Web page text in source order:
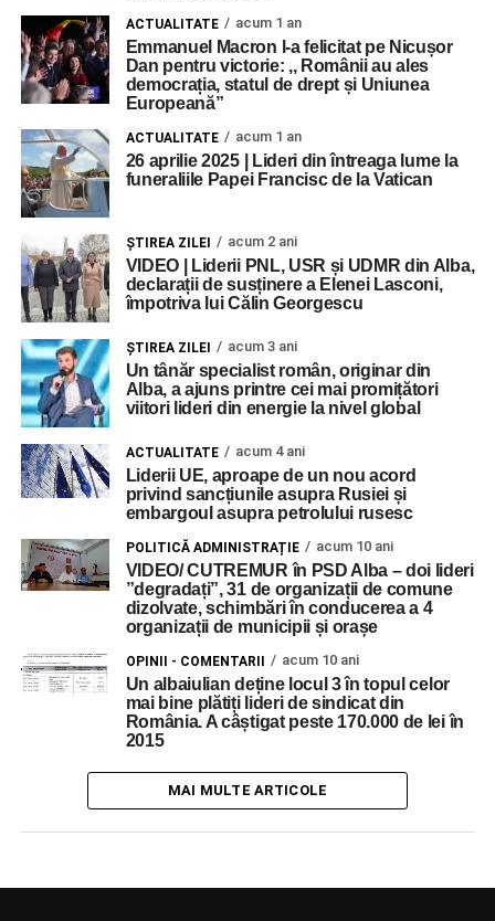
ACTUALITATE acum 1 an
Emmanuel Macron l-a felicitat pe Nicușor
Dan pentru victorie: ,, Românii au ales
democrația, statul de drept și Uniunea
Europeană”
ACTUALITATE acum 1 an
26 aprilie 2025 | Lideri din întreaga lume la
funeraliile Papei Francisc de la Vatican
ŞTIREA ZILEI acum 2 ani
VIDEO | Liderii PNL, USR și UDMR din Alba,
declarații de susținere a Elenei Lasconi,
împotriva lui Călin Georgescu
ŞTIREA ZILEI acum 3 ani
Un tânăr specialist român, originar din
Alba, a ajuns printre cei mai promițători
viitori lideri din energie la nivel global
ACTUALITATE acum 4 ani
Liderii UE, aproape de un nou acord
privind sancțiunile asupra Rusiei și
embargoul asupra petrolului rusesc
POLITICĂ ADMINISTRAȚIE acum 10 ani
VIDEO/ CUTREMUR în PSD Alba – doi lideri
”degradați”, 31 de organizații de comune
dizolvate, schimbări în conducerea a 4
organizații de municipii și orașe
OPINII - COMENTARII acum 10 ani
Un albaiulian deține locul 3 în topul celor
mai bine plătiți lideri de sindicat din
România. A câștigat peste 170.000 de lei în
2015
MAI MULTE ARTICOLE